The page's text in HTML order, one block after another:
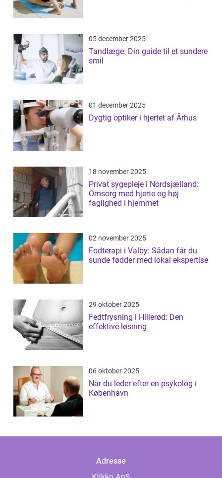
05 december 2025
Tandlæge: Din guide til et sundere
smil
01 december 2025
Dygtig optiker i hjertet af Århus
18 november 2025
Privat sygepleje i Nordsjælland:
Omsorg med hjerte og høj
faglighed i hjemmet
02 november 2025
Fodterapi i Valby: Sådan får du
sunde fødder med lokal ekspertise
29 oktober 2025
Fedtfrysning i Hillerød: Den
effektive løsning
06 oktober 2025
Når du leder efter en psykolog i
København
Adresse